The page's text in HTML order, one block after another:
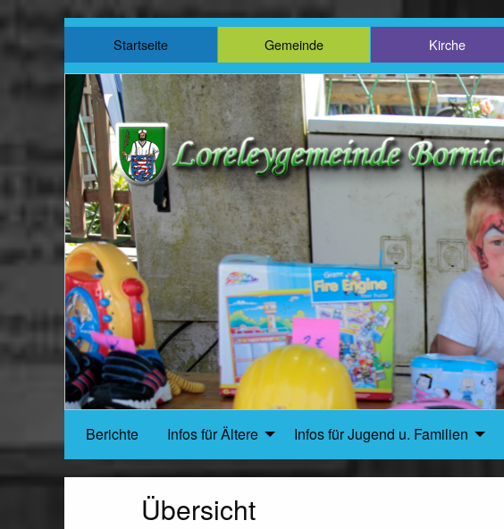
Startseite Gemeinde Kirche
Berichte Infos für Ältere Infos für Jugend u. Familien
Übersicht